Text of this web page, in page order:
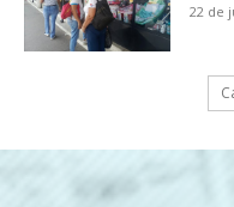
22 de